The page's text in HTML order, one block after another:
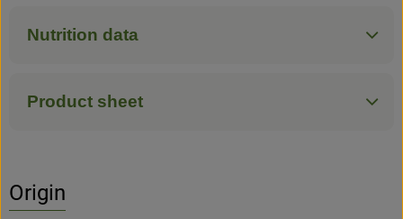
Nutrition data
Product sheet
Origin